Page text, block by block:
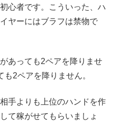
心者です。こういった、ハ
ヤーにはブラフは禁物で
あっても2ペアを降りませ
2ペアを降りません。
手よりも上位のハンドを作
て稼がせてもらいましょ